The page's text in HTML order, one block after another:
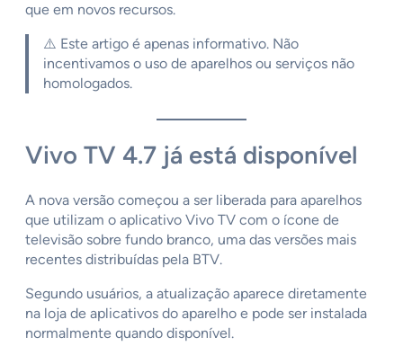
que em novos recursos.
⚠️ Este artigo é apenas informativo. Não
incentivamos o uso de aparelhos ou serviços não
homologados.
Vivo TV 4.7 já está disponível
A nova versão começou a ser liberada para aparelhos
que utilizam o aplicativo Vivo TV com o ícone de
televisão sobre fundo branco, uma das versões mais
recentes distribuídas pela BTV.
Segundo usuários, a atualização aparece diretamente
na loja de aplicativos do aparelho e pode ser instalada
normalmente quando disponível.